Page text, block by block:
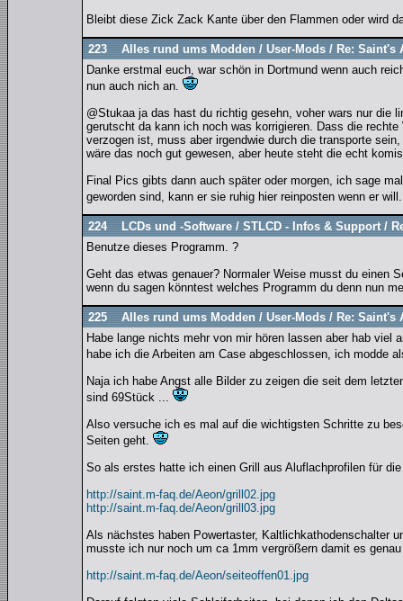
Bleibt diese Zick Zack Kante über den Flammen oder wird
223 Alles rund ums Modden/ User-Mods/ Re: Saint's
Danke erstmal euch, war schön in Dortmund wenn auch
nun auch nich an.
@Stukaa ja das hast du richtig gesehn, voher wars nur die
gerutscht da kann ich noch was korrigieren. Dass die
verzogen ist, muss aber irgendwie durch die transporte
wäre das noch gut gewesen, aber heute steht die echt
Final Pics gibts dann auch später oder morgen, ich sage
geworden sind, kann er sie ruhig hier reinposten wenn er
224 LCDs und -Software/ STLCD - Infos & Support/
Benutze dieses Programm. ?
Geht das etwas genauer? Normaler Weise musst du einen
wenn du sagen könntest welches Programm du denn nun
225 Alles rund ums Modden/ User-Mods/ Re: Saint's
Habe lange nichts mehr von mir hören lassen aber hab
habe ich die Arbeiten am Case abgeschlossen, ich modde
Naja ich habe Angst alle Bilder zu zeigen die seit dem
sind 69Stück ...
Also versuche ich es mal auf die wichtigsten Schritte zu
Seiten geht.
So als erstes hatte ich einen Grill aus Aluflachprofilen für
http://saint.m-faq.de/Aeon/grill02.jpg
http://saint.m-faq.de/Aeon/grill03.jpg
Als nächstes haben Powertaster, Kaltlichkathodenschalter
musste ich nur noch um ca 1mm vergrößern damit es
http://saint.m-faq.de/Aeon/seiteoffen01.jpg